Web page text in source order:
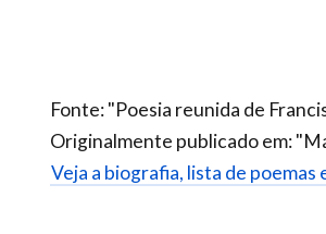
Fonte: "Poesia reunida de
Originalmente publicado em:
Veja a biografia, lista de